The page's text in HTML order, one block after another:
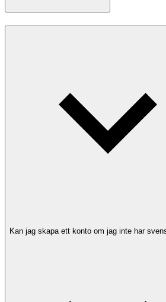
Kan jag skapa ett konto om jag inte har